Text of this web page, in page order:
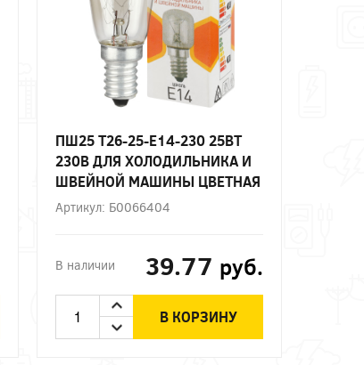
ПШ25 T26-25-E14-230 25ВТ
230В ДЛЯ ХОЛОДИЛЬНИКА И
ШВЕЙНОЙ МАШИНЫ ЦВЕТНАЯ
КОРОБКА Е14 ЭРА
Артикул: Б0066404
В наличии 39.77 руб.
В КОРЗИНУ